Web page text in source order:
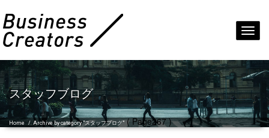
スタッフブログ
Home /Archive by category "スタッフブログ"( Page267 )